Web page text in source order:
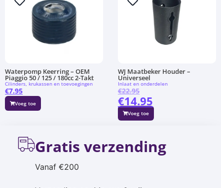
Waterpomp Keerring – OEM
Piaggio 50 / 125 / 180cc 2-Takt
Cilinders, krukassen en toevoegingen
Voeg toe
€7.95
WJ Maatbeker Houder –
Universeel
Inlaat en onderdelen
Voeg toe
€22.95
€14.95
Gratis verzending
Vanaf €200